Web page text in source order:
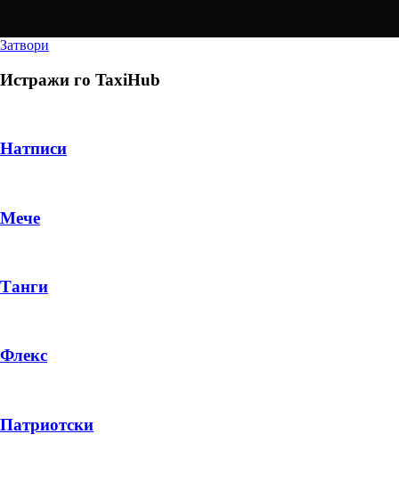
PRODUCT
Затвори
Истражи го TaxiHub
Натписи
Мече
Танги
Флекс
Патриотски